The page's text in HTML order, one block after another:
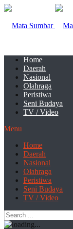
Home
Daerah
Nasional
Olahraga
Peristiwa
Seni Budaya
TV / Video
Menu
Home
Daerah
Nasional
Olahraga
Peristiwa
Seni Budaya
TV / Video